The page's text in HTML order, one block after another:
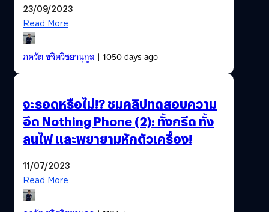
23/09/2023
Read More
ภควัต ขจิตวิชยานุกูล| 1050 days ago
จะรอดหรือไม่!? ชมคลิปทดสอบความ
อึด Nothing Phone (2): ทั้งกรีด ทั้ง
ลนไฟ และพยายามหักตัวเครื่อง!
11/07/2023
Read More